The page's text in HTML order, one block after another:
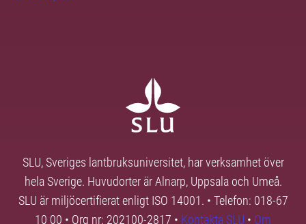
SLU, Sveriges lantbruksuniversitet, har verksamhet över
hela Sverige. Huvudorter är Alnarp, Uppsala och Umeå.
SLU är miljöcertifierat enligt ISO 14001. • Telefon: 018-67
10 00 • Org nr: 202100-2817 • Kontakta SLU • Om